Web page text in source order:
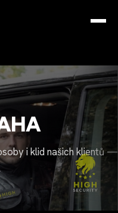
Menu
i klid našich klientů —